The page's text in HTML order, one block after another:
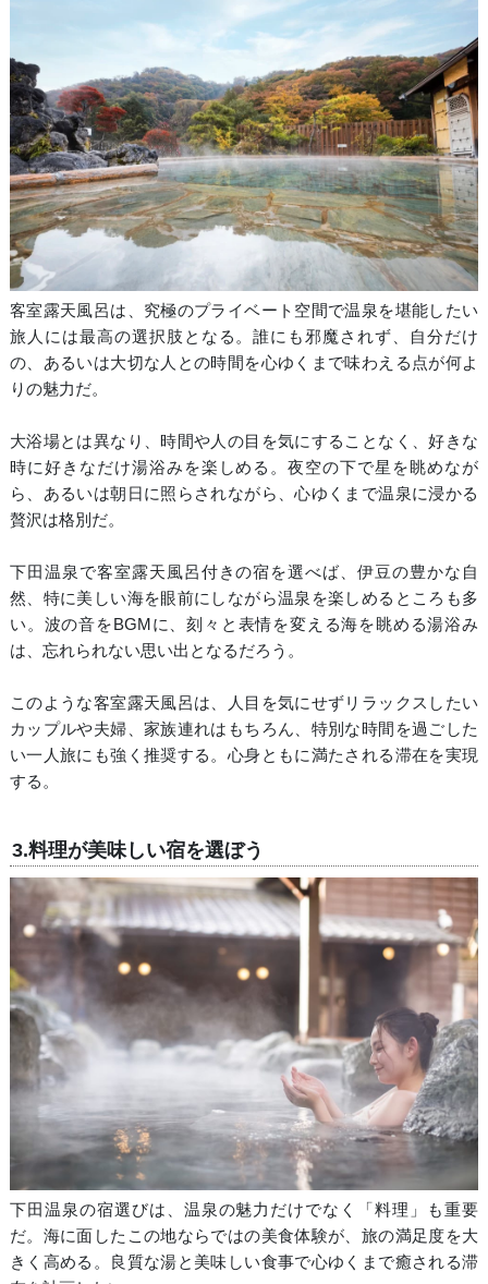
客室露天風呂は、究極のプライベート空間で温泉を堪能したい
旅人には最高の選択肢となる。誰にも邪魔されず、自分だけ
の、あるいは大切な人との時間を心ゆくまで味わえる点が何よ
りの魅力だ。
大浴場とは異なり、時間や人の目を気にすることなく、好きな
時に好きなだけ湯浴みを楽しめる。夜空の下で星を眺めなが
ら、あるいは朝日に照らされながら、心ゆくまで温泉に浸かる
贅沢は格別だ。
下田温泉で客室露天風呂付きの宿を選べば、伊豆の豊かな自
然、特に美しい海を眼前にしながら温泉を楽しめるところも多
い。波の音をBGMに、刻々と表情を変える海を眺める湯浴み
は、忘れられない思い出となるだろう。
このような客室露天風呂は、人目を気にせずリラックスしたい
カップルや夫婦、家族連れはもちろん、特別な時間を過ごした
い一人旅にも強く推奨する。心身ともに満たされる滞在を実現
する。
3.料理が美味しい宿を選ぼう
下田温泉の宿選びは、温泉の魅力だけでなく「料理」も重要
だ。海に面したこの地ならではの美食体験が、旅の満足度を大
きく高める。良質な湯と美味しい食事で心ゆくまで癒される滞